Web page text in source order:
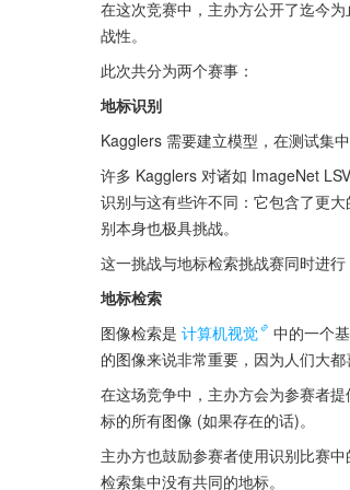
在这次竞赛中，主办方公开了迄今
战性。
此次共分为两个赛事：
地标识别
Kagglers 需要建立模型，在测试集
许多 Kagglers 对诸如 ImageNet
识别与这有些许不同：它包含了更
别本身也极具挑战。
这一挑战与地标检索挑战赛同时进
地标检索
图像检索是 计算机视觉
中的一个
的图像来说非常重要，因为人们大都
在这场竞争中，主办方会为参赛者
标的所有图像 (如果存在的话)。
主办方也鼓励参赛者使用识别比赛
检索集中没有共同的地标。